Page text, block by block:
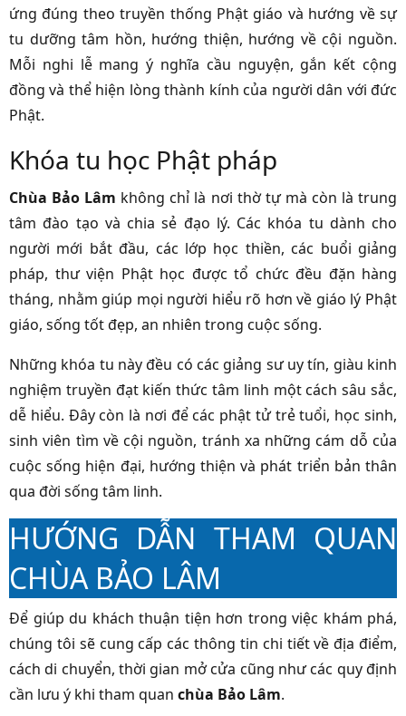
ứng đúng theo truyền thống Phật giáo và hướng về sự
tu dưỡng tâm hồn, hướng thiện, hướng về cội nguồn.
Mỗi nghi lễ mang ý nghĩa cầu nguyện, gắn kết cộng
đồng và thể hiện lòng thành kính của người dân với đức
Phật.
Khóa tu học Phật pháp
Chùa Bảo Lâm không chỉ là nơi thờ tự mà còn là trung
tâm đào tạo và chia sẻ đạo lý. Các khóa tu dành cho
người mới bắt đầu, các lớp học thiền, các buổi giảng
pháp, thư viện Phật học được tổ chức đều đặn hàng
tháng, nhằm giúp mọi người hiểu rõ hơn về giáo lý Phật
giáo, sống tốt đẹp, an nhiên trong cuộc sống.
Những khóa tu này đều có các giảng sư uy tín, giàu kinh
nghiệm truyền đạt kiến thức tâm linh một cách sâu sắc,
dễ hiểu. Đây còn là nơi để các phật tử trẻ tuổi, học sinh,
sinh viên tìm về cội nguồn, tránh xa những cám dỗ của
cuộc sống hiện đại, hướng thiện và phát triển bản thân
qua đời sống tâm linh.
HƯỚNG DẪN THAM QUAN
CHÙA BẢO LÂM
Để giúp du khách thuận tiện hơn trong việc khám phá,
chúng tôi sẽ cung cấp các thông tin chi tiết về địa điểm,
cách di chuyển, thời gian mở cửa cũng như các quy định
cần lưu ý khi tham quan chùa Bảo Lâm.